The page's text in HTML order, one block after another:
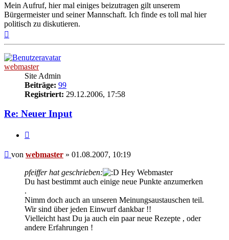
Mein Aufruf, hier mal einiges beizutragen gilt unserem
Bürgermeister und seiner Mannschaft. Ich finde es toll mal hier
politisch zu diskutieren.
webmaster
Site Admin
Beiträge: 99
Registriert: 29.12.2006, 17:58
Re: Neuer Input
Beitrag
von webmaster » 01.08.2007, 10:19
pfeiffer hat geschrieben:
Hey Webmaster
Du hast bestimmt auch einige neue Punkte anzumerken
.
Nimm doch auch an unseren Meinungsaustauschen teil.
Wir sind über jeden Einwurf dankbar !!
Vielleicht hast Du ja auch ein paar neue Rezepte , oder
andere Erfahrungen !